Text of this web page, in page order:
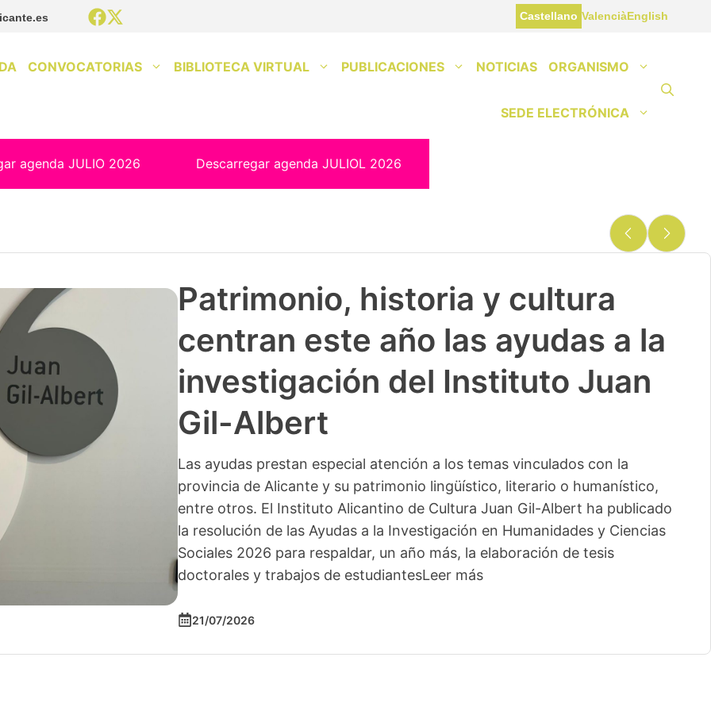
Castellano ValenciàEnglish
CONVOCATORIAS BIBLIOTECA VIRTUAL PUBLICACIONES NOTICIAS ORGANISMO
SEDE ELECTRÓNICA
agenda JULIO 2026 Descarregar agenda JULIOL 2026
Patrimonio, historia y cultura
centran este año las ayudas a la
investigación del Instituto Juan
Gil-Albert
Las ayudas prestan especial atención a los temas vinculados con la
provincia de Alicante y su patrimonio lingüístico, literario o humanístico,
entre otros. El Instituto Alicantino de Cultura Juan Gil-Albert ha publicado
la resolución de las Ayudas a la Investigación en Humanidades y Ciencias
Sociales 2026 para respaldar, un año más, la elaboración de tesis
doctorales y trabajos de estudiantesLeer más
21/07/2026